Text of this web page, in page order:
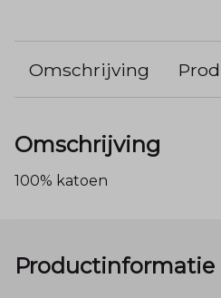
Omschrijving
Omschrijving
100% katoen
Productinformatie